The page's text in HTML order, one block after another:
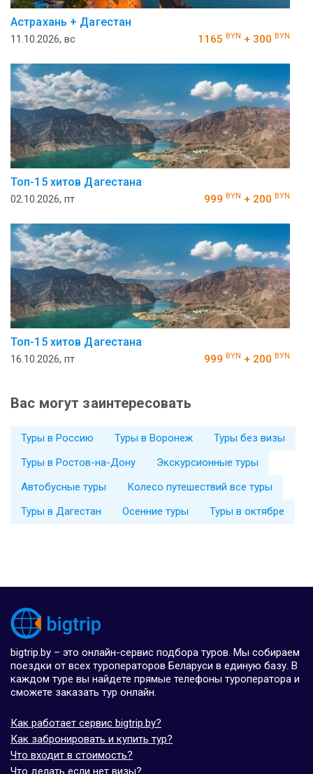
Астрахань + Дагестан
11.10.2026, вс 1165 BYN + 300 BYN
Топ-15 хитов Дагестана
02.10.2026, пт 999 BYN + 200 BYN
Топ-15 хитов Дагестана
16.10.2026, пт 999 BYN + 200 BYN
Вас могут заинтересовать
Туры в Россию Туры в Воронеж
Туры без визы
Туры в Ростов-на-Дону
Экскурсионные туры
Автобусные туры
Колесо путешествий все туры
Туры в Дагестан
Осенние туры Туры в октябре
bigtrip.by – это онлайн-сервис подбора туров. Мы собираем
поездки от всех туроператоров Беларуси в единую базу. В
каждом туре вы найдете прямые телефоны туроператора и
сможете заказать тур онлайн.
Как работает сервис bigtrip.by?
Как забронировать и купить тур?
Что входит в стоимость?
Что делать если нет визы?